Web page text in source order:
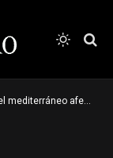
afecta la agricultura